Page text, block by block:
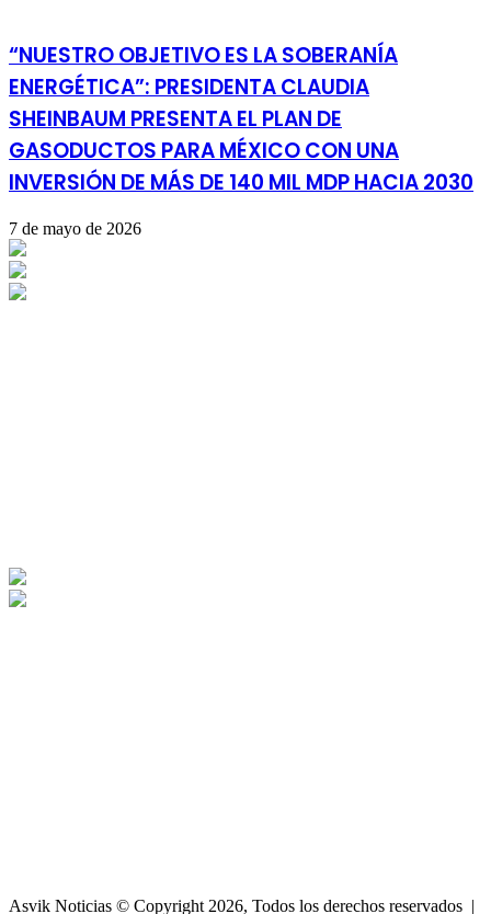
“NUESTRO OBJETIVO ES LA SOBERANÍA
ENERGÉTICA”: PRESIDENTA CLAUDIA
SHEINBAUM PRESENTA EL PLAN DE
GASODUCTOS PARA MÉXICO CON UNA
INVERSIÓN DE MÁS DE 140 MIL MDP HACIA 2030
7 de mayo de 2026
Asvik Noticias © Copyright 2026, Todos los derechos reservados |